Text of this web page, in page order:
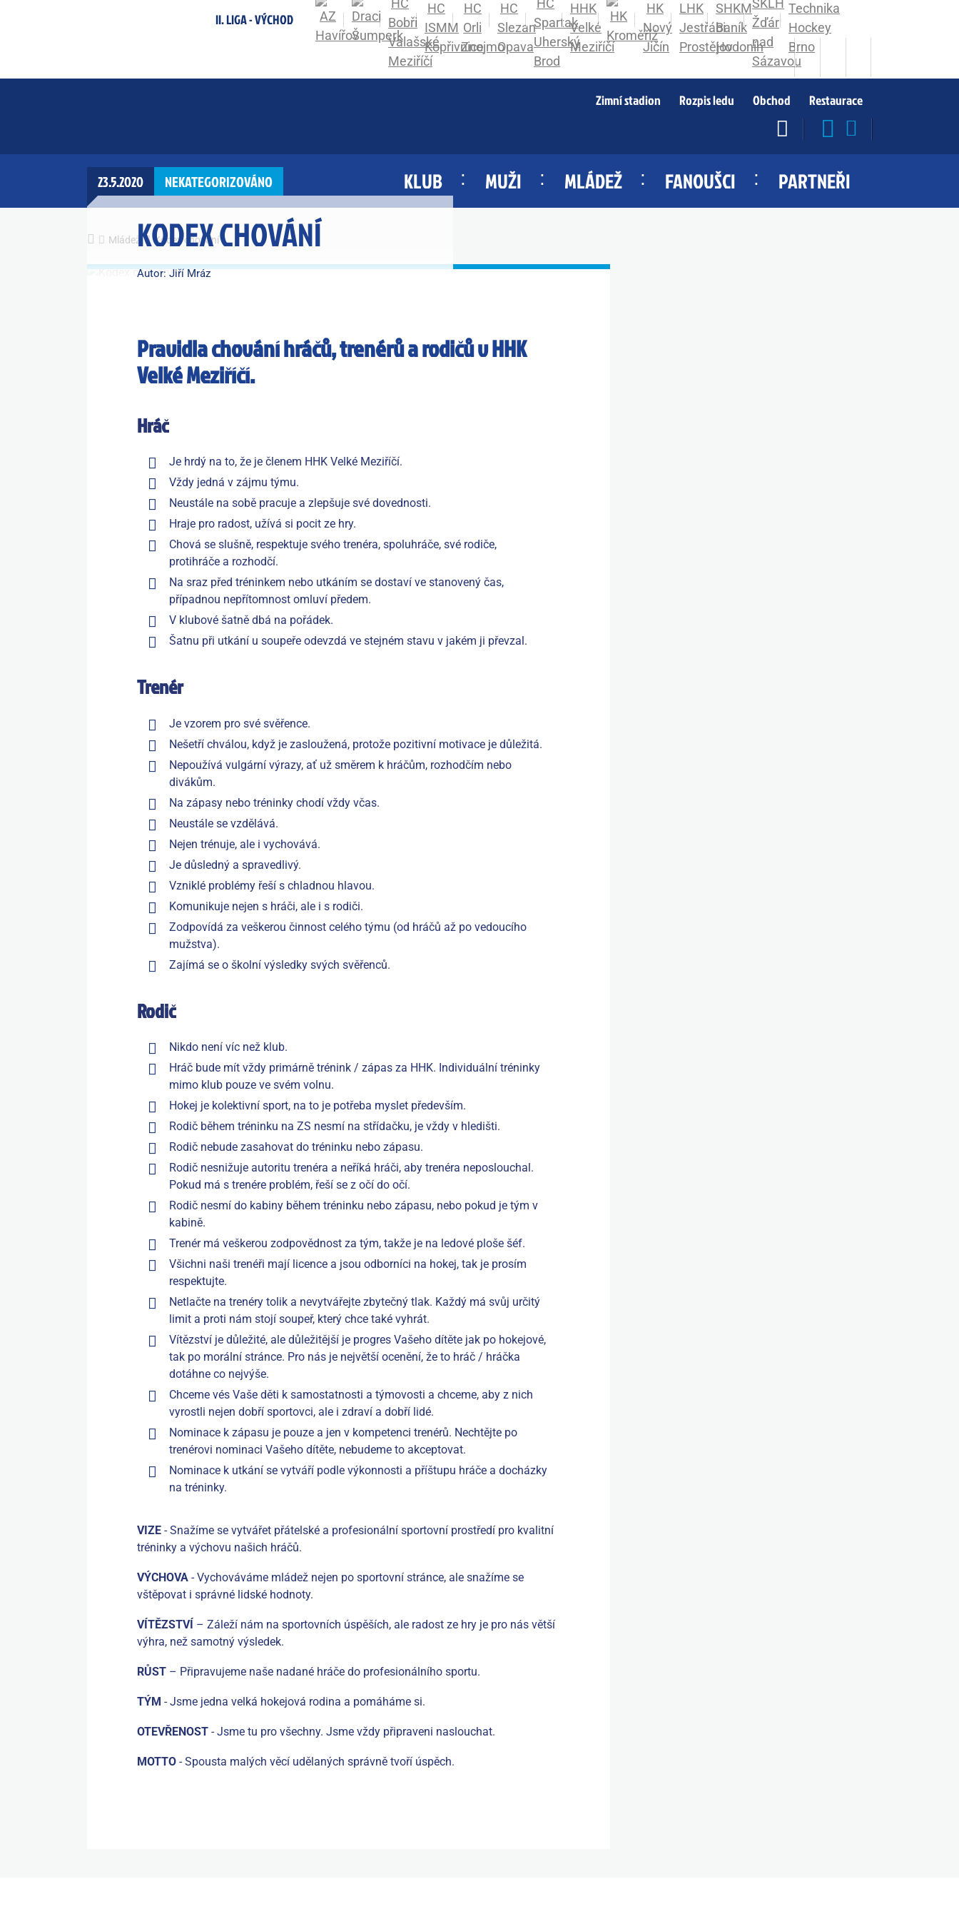
II. LIGA - VÝCHOD
Zimní stadion Rozpis ledu Obchod Restaurace
KLUB MUŽI MLÁDEŽ FANOUŠCI PARTNEŘI
Mládež Kodex chování
23.5.2020 NEKATEGORIZOVÁNO
KODEX CHOVÁNÍ
Autor: Jiří Mráz
Pravidla chování hráčů, trenérů a rodičů v HHK
Velké Meziříčí.
Hráč
Je hrdý na to, že je členem HHK Velké Meziříčí.
Vždy jedná v zájmu týmu.
Neustále na sobě pracuje a zlepšuje své dovednosti.
Hraje pro radost, užívá si pocit ze hry.
Chová se slušně, respektuje svého trenéra, spoluhráče, své rodiče,
protihráče a rozhodčí.
Na sraz před tréninkem nebo utkáním se dostaví ve stanovený čas,
případnou nepřítomnost omluví předem.
V klubové šatně dbá na pořádek.
Šatnu při utkání u soupeře odevzdá ve stejném stavu v jakém ji převzal.
Trenér
Je vzorem pro své svěřence.
Nešetří chválou, když je zasloužená, protože pozitivní motivace je důležitá.
Nepoužívá vulgární výrazy, ať už směrem k hráčům, rozhodčím nebo
divákům.
Na zápasy nebo tréninky chodí vždy včas.
Neustále se vzdělává.
Nejen trénuje, ale i vychovává.
Je důsledný a spravedlivý.
Vzniklé problémy řeší s chladnou hlavou.
Komunikuje nejen s hráči, ale i s rodiči.
Zodpovídá za veškerou činnost celého týmu (od hráčů až po vedoucího
mužstva).
Zajímá se o školní výsledky svých svěřenců.
Rodič
Nikdo není víc než klub.
Hráč bude mít vždy primárně trénink / zápas za HHK. Individuální tréninky
mimo klub pouze ve svém volnu.
Hokej je kolektivní sport, na to je potřeba myslet především.
Rodič během tréninku na ZS nesmí na střídačku, je vždy v hledišti.
Rodič nebude zasahovat do tréninku nebo zápasu.
Rodič nesnižuje autoritu trenéra a neříká hráči, aby trenéra neposlouchal.
Pokud má s trenére problém, řeší se z očí do očí.
Rodič nesmí do kabiny během tréninku nebo zápasu, nebo pokud je tým v
kabině.
Trenér má veškerou zodpovědnost za tým, takže je na ledové ploše šéf.
Všichni naši trenéři mají licence a jsou odborníci na hokej, tak je prosím
respektujte.
Netlačte na trenéry tolik a nevytvářejte zbytečný tlak. Každý má svůj určitý
limit a proti nám stojí soupeř, který chce také vyhrát.
Vítězství je důležité, ale důležitější je progres Vašeho dítěte jak po hokejové,
tak po morální stránce. Pro nás je největší ocenění, že to hráč / hráčka
dotáhne co nejvýše.
Chceme vés Vaše děti k samostatnosti a týmovosti a chceme, aby z nich
vyrostli nejen dobří sportovci, ale i zdraví a dobří lidé.
Nominace k zápasu je pouze a jen v kompetenci trenérů. Nechtějte po
trenérovi nominaci Vašeho dítěte, nebudeme to akceptovat.
Nominace k utkání se vytváří podle výkonnosti a příštupu hráče a docházky
na tréninky.
VIZE - Snažíme se vytvářet přátelské a profesionální sportovní prostředí pro kvalitní
tréninky a výchovu našich hráčů.
VÝCHOVA - Vychováváme mládež nejen po sportovní stránce, ale snažíme se
vštěpovat i správné lidské hodnoty.
VÍTĚZSTVÍ – Záleží nám na sportovních úspěších, ale radost ze hry je pro nás větší
výhra, než samotný výsledek.
RŮST – Připravujeme naše nadané hráče do profesionálního sportu.
TÝM - Jsme jedna velká hokejová rodina a pomáháme si.
OTEVŘENOST - Jsme tu pro všechny. Jsme vždy připraveni naslouchat.
MOTTO - Spousta malých věcí udělaných správně tvoří úspěch.